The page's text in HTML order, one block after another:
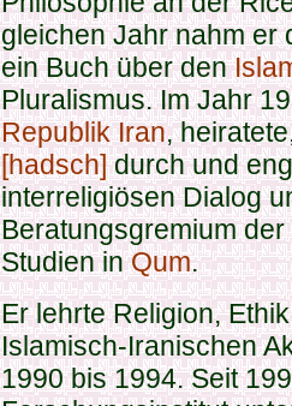
gleichen Jahr nahm er
ein Buch über den
Pluralismus. Im Jahr
Republik Iran,
[hadsch]durch und
interreligiösen Dialog
Beratungsgremium
Studien inQum.
Er lehrte Religion,
Islamisch-Iranischen
1990 bis 1994. Seit